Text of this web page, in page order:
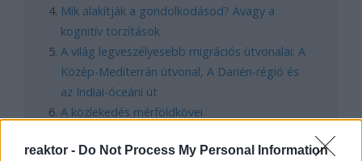
reaktor - Do Not Process My Personal Information
Mik alakítják a gondolkodásod? Avagy a
kognitív torzítások
A világ legveszélyesebb migrációs útvonalai: A
Közép-Mediterrán útvonal, A Darién-régió és
az Indiai-óceáni út
A közlekedés mérföldkövei
FACEBOOK